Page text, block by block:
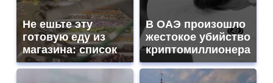
Не ешьте эту
готовую еду из
магазина: список
В ОАЭ произошло
жестокое убийство
криптомиллионера